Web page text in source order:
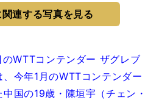
連する写真を見る
WTTコンテンダー ザグレブ
今年1月のWTTコンテンダー
国の19歳・陳垣宇（チェン・